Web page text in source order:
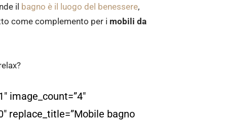
il bagno è il luogo del benessere,
come complemento per i mobili da
image_count=”4″
replace_title=”Mobile bagno